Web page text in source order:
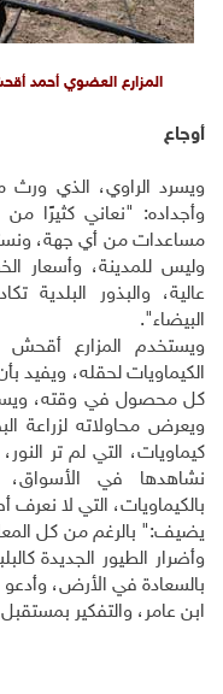
المزارع العضوي أحمد
أوجاع
ويسرد الراوي، الذي ورث
وأجداده: "نعاني كثيرًا من
مساعدات من أي جهة،
وليس للمدينة، وأسعار
عالية، والبذور
البيضاء".
ويستخدم المزارع أقحش
الكيماويات لحقله، ويفيد
كل محصول في وقته،
ويعرض محاولاته
كيماويات، التي لم تر
نشاهدها في الأسواق،
بالكيماويات، التي لا
يضيف:" بالرغم من كل
وأضرار الطيور الجديدة
بالسعادة في الأرض،
ابن عامر، والتفكير